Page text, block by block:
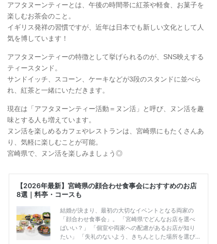
アフタヌーンティーとは、午後の時間帯に紅茶や軽食、お菓子を
楽しむお茶会のこと。
イギリス発祥の習慣ですが、近年は日本でも新しい文化として人
気を博しています！
アフタヌーンティーの特徴として挙げられるのが、SNS映えする
ティースタンド。
サンドイッチ、スコーン、ケーキなどが3段のスタンドに並べら
れ、紅茶と一緒にいただきます。
現在は「アフタヌーンティー活動＝ヌン活」と呼び、ヌン活を趣
味とする人も増えています。
ヌン活を楽しめるカフェやレストランは、宮崎県にもたくさんあ
り、気軽に楽しむことが可能。
宮崎県で、ヌン活を楽しみましょう◎